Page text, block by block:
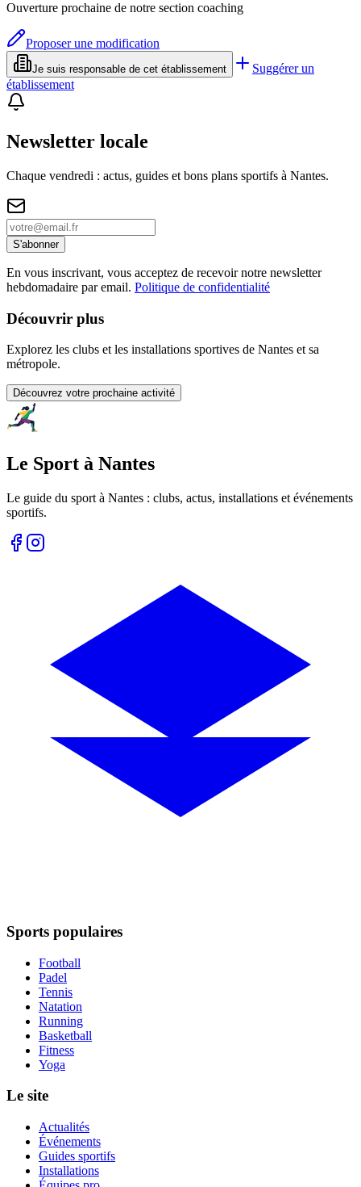
Ouverture prochaine de notre section coaching
Proposer une modification
Je suis responsable de cet établissement
Suggérer un
établissement
Newsletter locale
Chaque vendredi : actus, guides et bons plans sportifs à Nantes.
S'abonner
En vous inscrivant, vous acceptez de recevoir notre newsletter
hebdomadaire par email. Politique de confidentialité
Découvrir plus
Explorez les clubs et les installations sportives de Nantes et sa
métropole.
Découvrez votre prochaine activité
Le Sport à Nantes
Le guide du sport à Nantes : clubs, actus, installations et événements
sportifs.
Sports populaires
Football
Padel
Tennis
Natation
Running
Basketball
Fitness
Yoga
Le site
Actualités
Événements
Guides sportifs
Installations